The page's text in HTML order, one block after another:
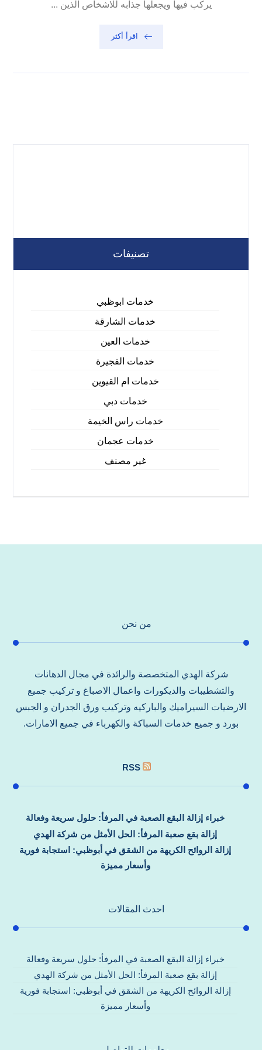
يركب فيها ويجعلها جذابه للاشخاص الذين ...
اقرأ أكثر
تصنيفات
خدمات ابوظبي
خدمات الشارقة
خدمات العين
خدمات الفجيرة
خدمات ام القيوين
خدمات دبي
خدمات راس الخيمة
خدمات عجمان
غير مصنف
من نحن
شركة الهدي المتخصصة والرائدة في مجال الدهانات
والتشطيبات والديكورات واعمال الاصباغ و تركيب جميع
الارضيات السيراميك والباركيه وتركيب ورق الجدران و الجبس
بورد و جميع خدمات السباكة والكهرباء في جميع الامارات.
RSS
خبراء إزالة البقع الصعبة في المرفأ: حلول سريعة وفعالة
إزالة بقع صعبة المرفأ: الحل الأمثل من شركة الهدي
إزالة الروائح الكريهة من الشقق في أبوظبي: استجابة فورية
وأسعار مميزة
احدث المقالات
خبراء إزالة البقع الصعبة في المرفأ: حلول سريعة وفعالة
إزالة بقع صعبة المرفأ: الحل الأمثل من شركة الهدي
إزالة الروائح الكريهة من الشقق في أبوظبي: استجابة فورية
وأسعار مميزة